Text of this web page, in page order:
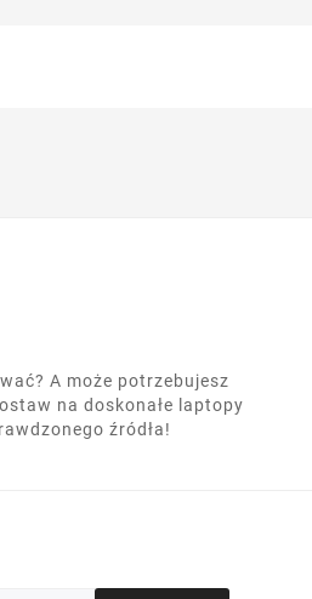
A może potrzebujesz
na doskonałe laptopy
źródła!